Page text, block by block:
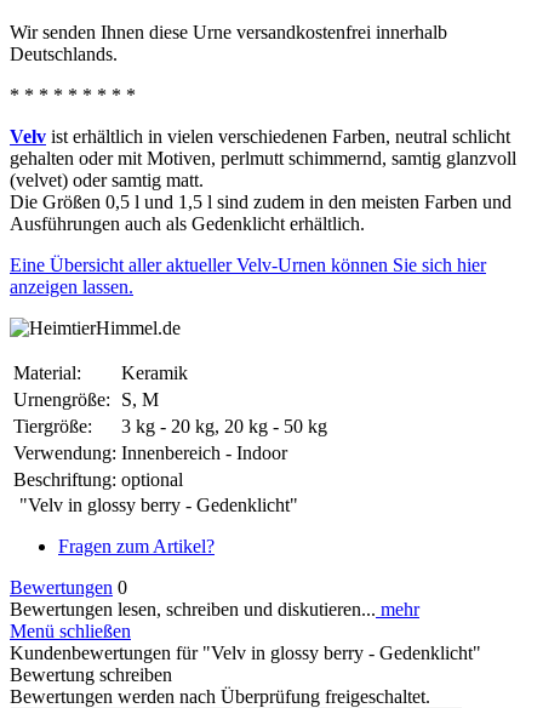
Wir senden Ihnen diese Urne versandkostenfrei innerhalb
Deutschlands.
* * * * * * * * *
Velv ist erhältlich in vielen verschiedenen Farben, neutral schlicht
gehalten oder mit Motiven, perlmutt schimmernd, samtig glanzvoll
(velvet) oder samtig matt.
Die Größen 0,5 l und 1,5 l sind zudem in den meisten Farben und
Ausführungen auch als Gedenklicht erhältlich.
Eine Übersicht aller aktueller Velv-Urnen können Sie sich hier
anzeigen lassen.
Material:
Keramik
Urnengröße:
S, M
Tiergröße:
3 kg - 20 kg, 20 kg - 50 kg
Verwendung: Innenbereich - Indoor
Beschriftung: optional
"Velv in glossy berry - Gedenklicht"
Fragen zum Artikel?
Bewertungen 0
Bewertungen lesen, schreiben und diskutieren... mehr
Menü schließen
Kundenbewertungen für "Velv in glossy berry - Gedenklicht"
Bewertung schreiben
Bewertungen werden nach Überprüfung freigeschaltet.